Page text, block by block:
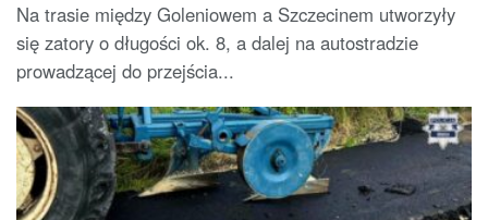
Na trasie między Goleniowem a Szczecinem utworzyły
się zatory o długości ok. 8, a dalej na autostradzie
prowadzącej do przejścia...